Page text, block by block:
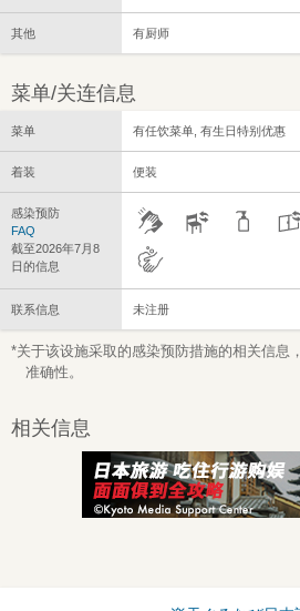
其他 有厨师
菜单/关连信息
菜单 有任饮菜单, 有生日特别优惠
着装 便装
感染预防
FAQ
截至2026年7月8
日的信息
联系信息 未注册
*关于该设施采取的感染预防措施的相关信息
准确性。
相关信息